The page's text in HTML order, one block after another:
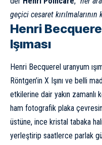
geçici cesaret kırılmalarının
Henri
Işıması
Henri Becquerel uranyum
Röntgen’in X Işını ve belli
etkilerine dair yakın
ham fotografik plaka
üstüne, ince kristal tabaka
yerleştirip saatlerce parlak